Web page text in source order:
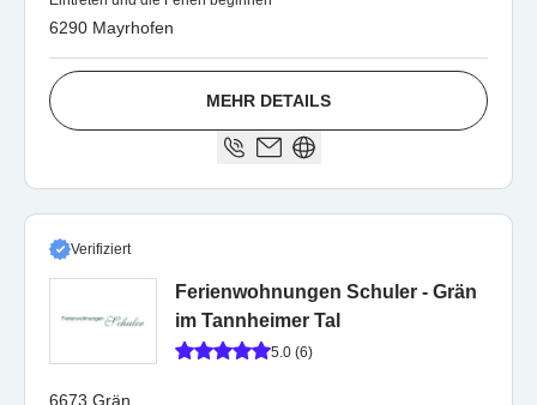
6290 Mayrhofen
MEHR DETAILS
Verifiziert
Ferienwohnungen Schuler - Grän
im Tannheimer Tal
5.0 (6)
6673 Grän